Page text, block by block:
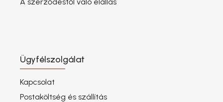
Ügyfélszolgálat
Kapcsolat
Postaköltség és szállítás